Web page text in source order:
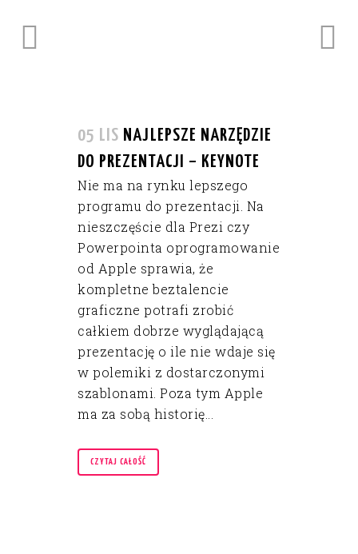
05 LIS NAJLEPSZE NARZĘDZIE
DO PREZENTACJI – KEYNOTE
Nie ma na rynku lepszego
programu do prezentacji. Na
nieszczęście dla Prezi czy
Powerpointa oprogramowanie
od Apple sprawia, że
kompletne beztalencie
graficzne potrafi zrobić
całkiem dobrze wyglądającą
prezentację o ile nie wdaje się
w polemiki z dostarczonymi
szablonami. Poza tym Apple
ma za sobą historię...
CZYTAJ CAŁOŚĆ